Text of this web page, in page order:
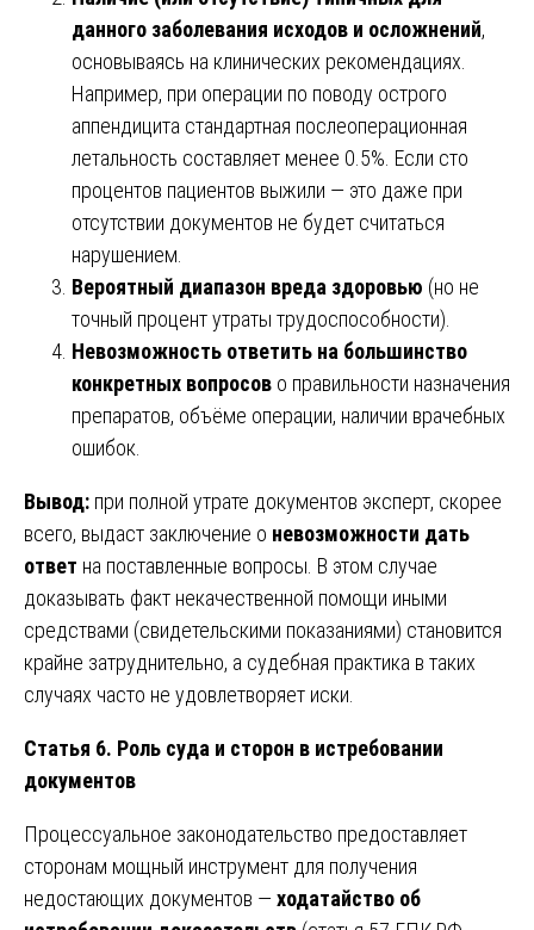
данного заболевания исходов и осложнений,
основываясь на клинических рекомендациях.
Например, при операции по поводу острого
аппендицита стандартная послеоперационная
летальность составляет менее 0.5%. Если сто
процентов пациентов выжили — это даже при
отсутствии документов не будет считаться
нарушением.
Вероятный диапазон вреда здоровью (но не
точный процент утраты трудоспособности).
Невозможность ответить на большинство
конкретных вопросов о правильности назначения
препаратов, объёме операции, наличии врачебных
ошибок.
Вывод: при полной утрате документов эксперт, скорее
всего, выдаст заключение о невозможности дать
ответ на поставленные вопросы. В этом случае
доказывать факт некачественной помощи иными
средствами (свидетельскими показаниями) становится
крайне затруднительно, а судебная практика в таких
случаях часто не удовлетворяет иски.
Статья 6. Роль суда и сторон в истребовании
документов
Процессуальное законодательство предоставляет
сторонам мощный инструмент для получения
недостающих документов —ходатайство об